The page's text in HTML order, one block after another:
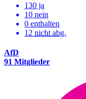
130 ja
10 nein
0 enthalten
12 nicht abg.
AfD
91 Mitglieder